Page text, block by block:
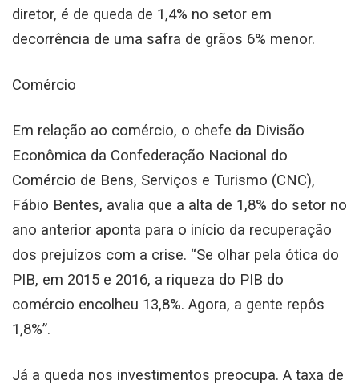
diretor, é de queda de 1,4% no setor em
decorrência de uma safra de grãos 6% menor.
Comércio
Em relação ao comércio, o chefe da Divisão
Econômica da Confederação Nacional do
Comércio de Bens, Serviços e Turismo (CNC),
Fábio Bentes, avalia que a alta de 1,8% do setor no
ano anterior aponta para o início da recuperação
dos prejuízos com a crise. “Se olhar pela ótica do
PIB, em 2015 e 2016, a riqueza do PIB do
comércio encolheu 13,8%. Agora, a gente repôs
1,8%”.
Já a queda nos investimentos preocupa. A taxa de